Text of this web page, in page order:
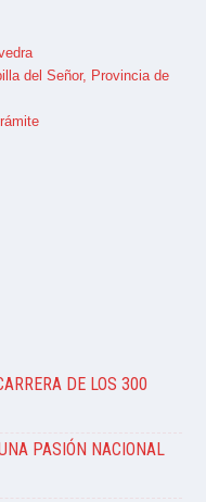
del Señor, Provincia de
DE LOS 300
PASIÓN NACIONAL